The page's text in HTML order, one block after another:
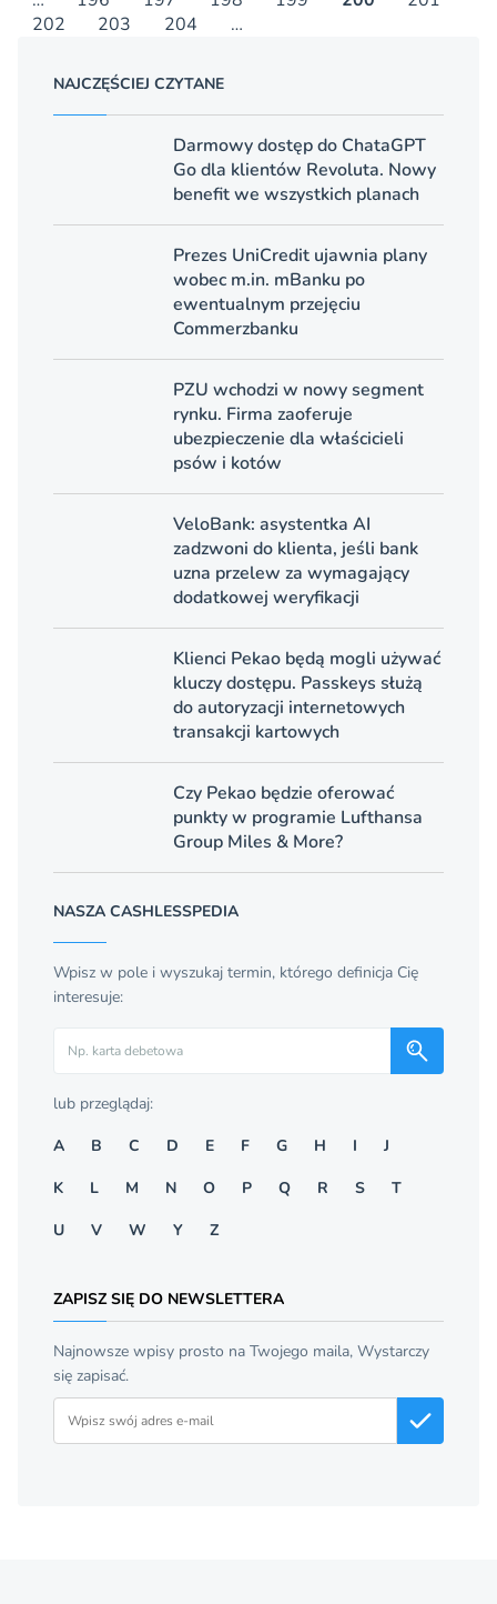
202
203 204 …
NAJCZĘŚCIEJ CZYTANE
Darmowy dostęp do ChataGPT
Go dla klientów Revoluta. Nowy
benefit we wszystkich planach
Prezes UniCredit ujawnia plany
wobec m.in. mBanku po
ewentualnym przejęciu
Commerzbanku
PZU wchodzi w nowy segment
rynku. Firma zaoferuje
ubezpieczenie dla właścicieli
psów i kotów
VeloBank: asystentka AI
zadzwoni do klienta, jeśli bank
uzna przelew za wymagający
dodatkowej weryfikacji
Klienci Pekao będą mogli używać
kluczy dostępu. Passkeys służą
do autoryzacji internetowych
transakcji kartowych
Czy Pekao będzie oferować
punkty w programie Lufthansa
Group Miles & More?
NASZA CASHLESSPEDIA
Wpisz w pole i wyszukaj termin, którego definicja Cię
interesuje:
Szukaj
lub przeglądaj:
A
B C D E F G H I
J
K
L M N O P Q R S
T
U
V W Y Z
ZAPISZ SIĘ DO NEWSLETTERA
Najnowsze wpisy prosto na Twojego maila, Wystarczy
się zapisać.
Adres email